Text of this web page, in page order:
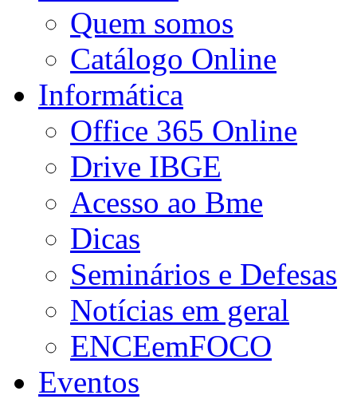
Quem somos
Catálogo Online
Informática
Office 365 Online
Drive IBGE
Acesso ao Bme
Dicas
Seminários e Defesas
Notícias em geral
ENCEemFOCO
Eventos